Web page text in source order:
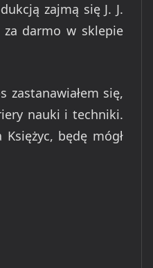
zajmą się J. J.
darmo w sklepie
zastanawiałem się,
nauki i techniki.
będę mógł